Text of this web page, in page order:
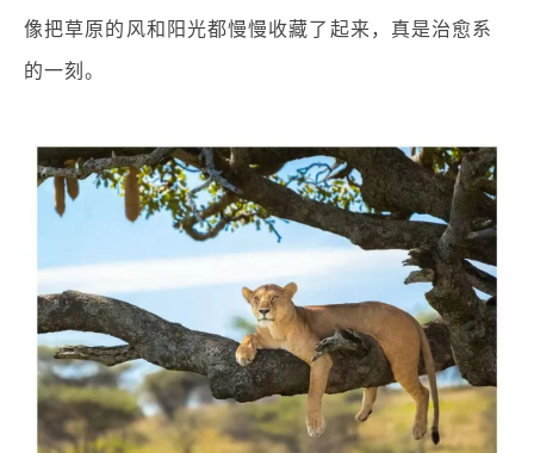
像把草原的风和阳光都慢慢收藏了起来，真是治愈系
的一刻。